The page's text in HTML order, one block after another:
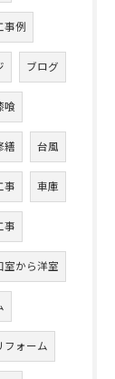
事例
ブログ
喰
繕 台風
事 車庫
事
室から洋室
フォーム